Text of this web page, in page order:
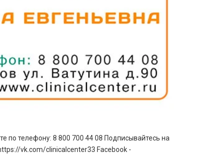
по телефону: 8 800 700 44 08 Подписывайтесь на
vk.com/clinicalcenter33 Facebook -